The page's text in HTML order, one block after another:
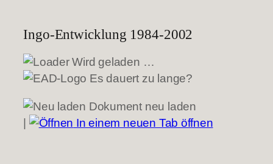
Ingo-Entwicklung 1984-2002
Wird geladen …
Es dauert zu lange?
Dokument neu laden
|
In einem neuen Tab öffnen